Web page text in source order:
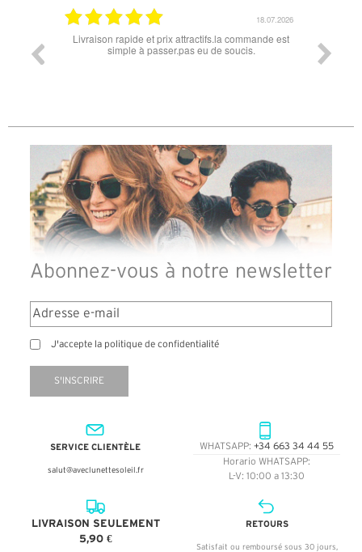
18.07.2026
Livraison rapide et prix attractifs.la commande est
simple à passer.pas eu de soucis.
Abonnez-vous à notre newsletter
J'accepte la politique de confidentialité
S'INSCRIRE
SERVICE CLIENTÈLE
salut@aveclunettesoleil.fr
WHATSAPP: +34 663 34 44 55
Horario WHATSAPP:
L-V: 10:00 a 13:30
LIVRAISON SEULEMENT
5,90 €
RETOURS
Satisfait ou remboursé sous 30 jours,